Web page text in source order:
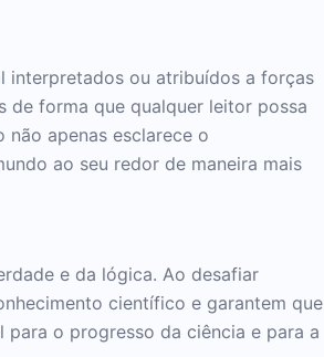
interpretados ou atribuídos a forças
de forma que qualquer leitor possa
apenas esclarece o
ao seu redor de maneira mais
e da lógica. Ao desafiar
científico e garantem que
o progresso da ciência e para a